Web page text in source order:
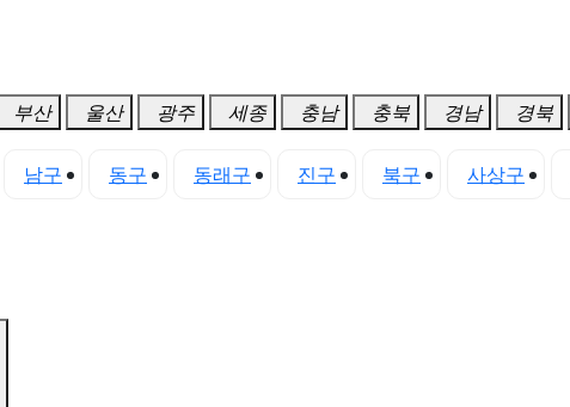
부산 울산 광주 세종 충남 충북 경남 경북
남구 동구 동래구 진구 북구 사상구